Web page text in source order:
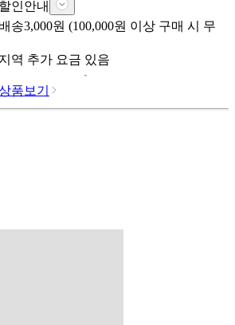
인안내
송3,000원 (100,000원 이상 구매 시 무
역 추가 요금 있음
품보기